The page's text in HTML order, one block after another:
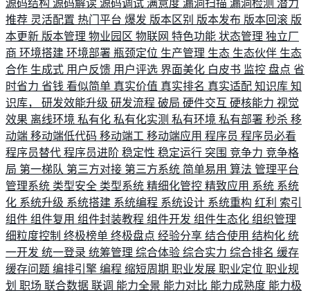
源码结构 源码解读 源码调试 满意度 漏洞扫描 漏洞检测 潜力
推荐 灵活配置 热门平台 爆发 版本区别 版本发布 版本回滚 版
本更新 版本管理 物业园区 物联网 特色功能 状态管理 独立厂
商 环境搭建 环境部署 瓶颈定位 生产管理 生态 生态伙伴 生态
合作 生成式 用户反馈 用户评选 界面美化 白皮书 监控 盘点 省
时省力 省钱 看似简单 真实价值 真实排名 真实适配 知识库 知
识库， 研发效能升级 研发流程 破局 硬件交互 硬核能力 视觉
效果 离线环境 私有化 私有化实测 私有环境 私有部署 秒杀 移
动端 移动端低代码 移动端工 移动端应用 程序员 程序员必看
程序员替代 程序员进阶 稳定性 稳定运行 突围 竞争力 竞争格
局 第一梯队 第三方对接 第三方系统 简单易用 算法 管理平台
管理系统 类型安全 类型系统 精细化管控 精致应用 系统 系统
化 系统升级 系统搭建 系统编程 系统设计 系统重构 红利 索引
组件 组件复用 组件封装教程 组件开发 组件生态化 组织管理
细粒度控制 终极榜单 终极盘点 经验分享 结合使用 结构化 统
一开发 统一登录 统筹管理 综合体验 综合实力 综合排名 缓存
缓存问题 编排引擎 编程 缩短周期 职业发展 职业定位 职业规
划 职场 联合数据 联调 能力全景 能力对比 能力成熟度 能力极